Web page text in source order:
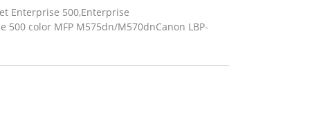
Enterprise 500,Enterprise
500 color MFP M575dn/M570dnCanon LBP-